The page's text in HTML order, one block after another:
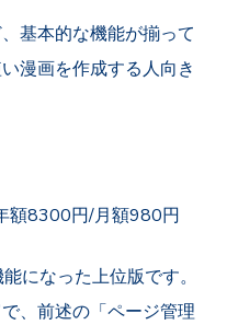
基本的な機能が揃って
漫画を作成する人向き
額8300円/月額980円
になった上位版です。
、前述の「ページ管理